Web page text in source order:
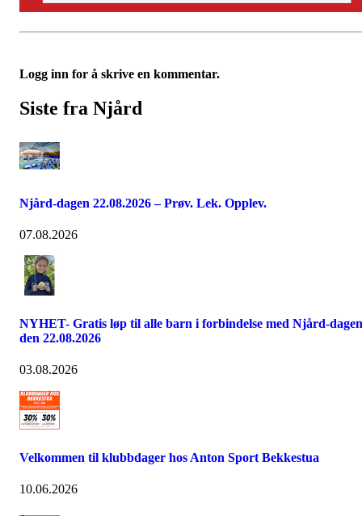
Logg inn for å skrive en kommentar.
Siste fra Njård
Njård-dagen 22.08.2026 – Prøv. Lek. Opplev.
07.08.2026
NYHET- Gratis løp til alle barn i forbindelse med Njård-dagen
den 22.08.2026
03.08.2026
Velkommen til klubbdager hos Anton Sport Bekkestua
10.06.2026